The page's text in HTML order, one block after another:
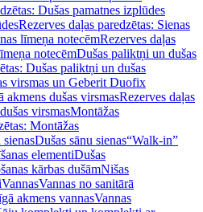
Dušas pamatnes izplūdes
Rezerves daļas paredzētas: Sienas
līmeņa notecēmRezerves daļas
notecēmDušas paliktņi un dušas
Dušas paliktņi un dušas
virsmas un Geberit Duofix
akmens dušas virsmasRezerves daļas
virsmasMontāžas
Montāžas
sienasDušas sānu sienas“Walk-in”
elementiDušas
kārbas dušāmNišas
VannasVannas no sanitārā
akmens vannasVannas